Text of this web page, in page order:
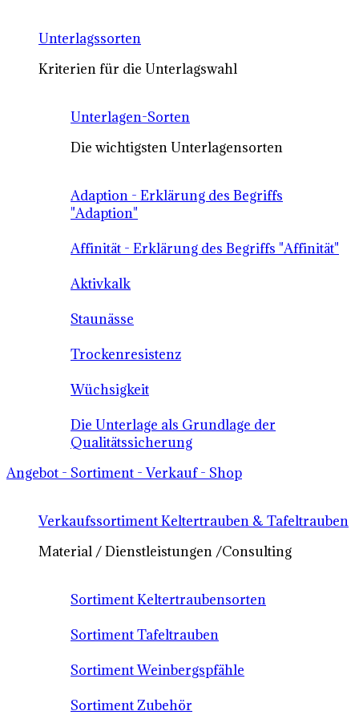
Unterlagssorten
Kriterien für die Unterlagswahl
Unterlagen-Sorten
Die wichtigsten Unterlagensorten
Adaption - Erklärung des Begriffs
"Adaption"
Affinität - Erklärung des Begriffs "Affinität"
Aktivkalk
Staunässe
Trockenresistenz
Wüchsigkeit
Die Unterlage als Grundlage der
Qualitätssicherung
Angebot - Sortiment - Verkauf - Shop
Verkaufssortiment Keltertrauben & Tafeltrauben
Material / Dienstleistungen /Consulting
Sortiment Keltertraubensorten
Sortiment Tafeltrauben
Sortiment Weinbergspfähle
Sortiment Zubehör